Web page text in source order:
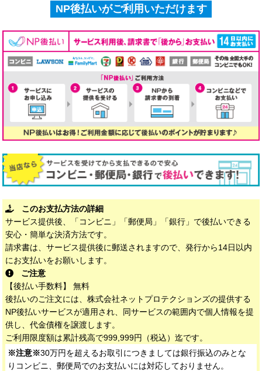
NP後払いがご利用いただけます
このお支払方法の詳細
サービス提供後、「コンビニ」「郵便局」「銀行」で後払いできる
安心・簡単な決済方法です。
請求書は、サービス提供後に郵送されますので、発行から14日以内
にお支払いをお願いします。
ご注意
【後払い手数料】 無料
後払いのご注文には、株式会社ネットプロテクションズの提供する
NP後払いサービスが適用され、同サービスの範囲内で個人情報を提
供し、代金債権を譲渡します。
ご利用限度額は累計残高で999,999円（税込）迄です。
※注意※30万円を超えるお取引につきましては銀行振込のみとな
りコンビニ、郵便局でのお支払いには対応しておりません。